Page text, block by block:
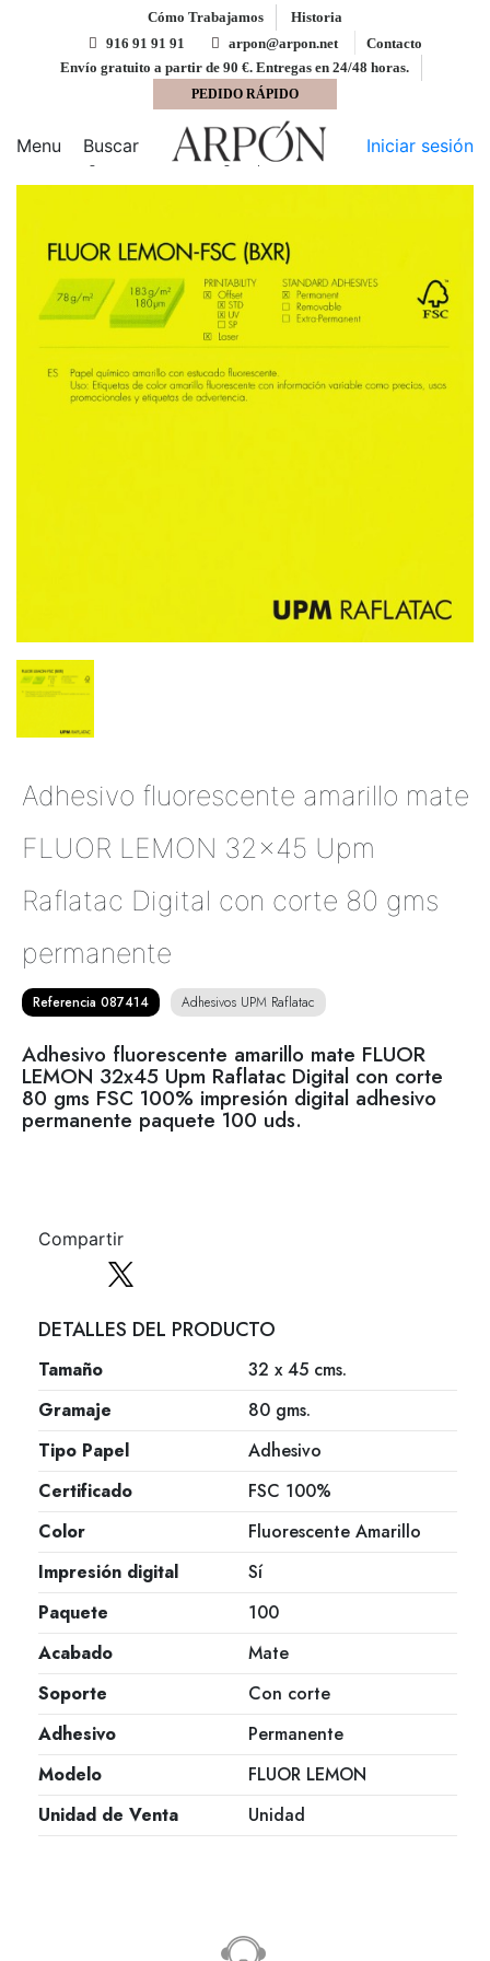
Cómo Trabajamos
Historia
916 91 91 91
arpon@arpon.net
Contacto
Envío gratuito a partir de 90 €. Entregas en 24/48 horas.
PEDIDO RÁPIDO
Menu Buscar Iniciar sesión
Adhesivos UPM Raflatac
Adhesivo
fluorescente amarillo mate FLUOR LEMON 32x45 Upm
Raflatac Digital con corte 80 gms permanente
Adhesivo fluorescente amarillo mate
FLUOR LEMON 32x45 Upm
Raflatac Digital con corte 80 gms
permanente
Referencia 087414 Adhesivos UPM Raflatac
Adhesivo fluorescente amarillo mate FLUOR
LEMON 32x45 Upm Raflatac Digital con corte
80 gms FSC 100% impresión digital adhesivo
permanente paquete 100 uds.
Compartir
DETALLES DEL PRODUCTO
Tamaño
32 x 45 cms.
Gramaje
80 gms.
Tipo Papel
Adhesivo
Certificado
FSC 100%
Color
Fluorescente Amarillo
Impresión digital
Sí
Paquete
100
Acabado
Mate
Soporte
Con corte
Adhesivo
Permanente
Modelo
FLUOR LEMON
Unidad de Venta
Unidad